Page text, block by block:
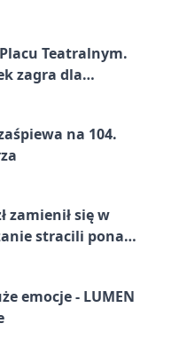
Teatralnym.
zagra dla
na 104.
zamienił się w
stracili ponad
emocje - LUMEN